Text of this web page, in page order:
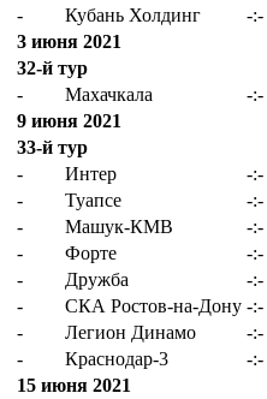
-
Кубань Холдинг -:-
3 июня 2021
32-й тур
-
Махачкала -:-
9 июня 2021
33-й тур
-
Интер -:-
-
Туапсе -:-
-
Машук-КМВ -:-
-
Форте -:-
-
Дружба -:-
-
СКА Ростов-на-Дону -:-
-
Легион Динамо -:-
-
Краснодар-3 -:-
15 июня 2021